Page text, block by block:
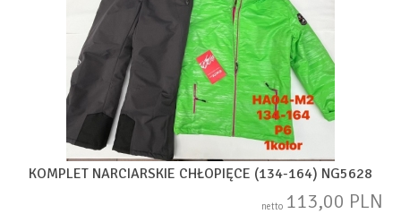
KOMPLET NARCIARSKIE CHŁOPIĘCE (134-164) NG5628
netto 113,00 PLN